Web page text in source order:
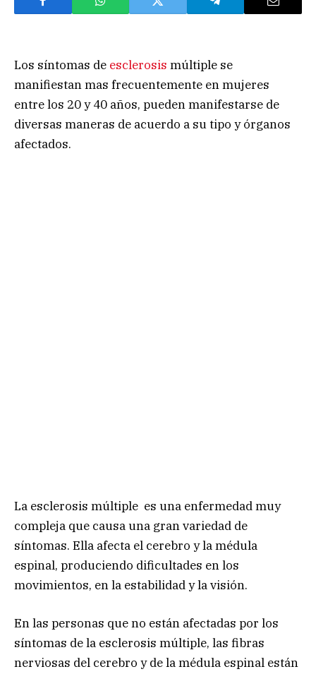
Los síntomas de esclerosis múltiple se
manifiestan mas frecuentemente en mujeres
entre los 20 y 40 años, pueden manifestarse de
diversas maneras de acuerdo a su tipo y órganos
afectados.
La esclerosis múltiple es una enfermedad muy
compleja que causa una gran variedad de
síntomas. Ella afecta el cerebro y la médula
espinal, produciendo dificultades en los
movimientos, en la estabilidad y la visión.
En las personas que no están afectadas por los
síntomas de la esclerosis múltiple, las fibras
nerviosas del cerebro y de la médula espinal están